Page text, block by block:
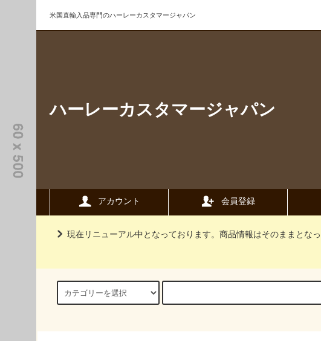
米国直輸入品専門のハーレーカスタマージャパン
ハーレーカスタマージャパン
アカウント 会員登録
現在リニューアル中となっております。商品情報はそのままとな